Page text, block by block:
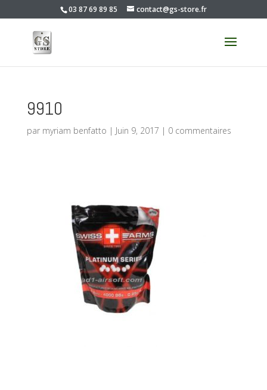
03 87 69 89 85 contact@gs-store.fr
9910
par myriam benfatto | Juin 9, 2017 | 0 commentaires